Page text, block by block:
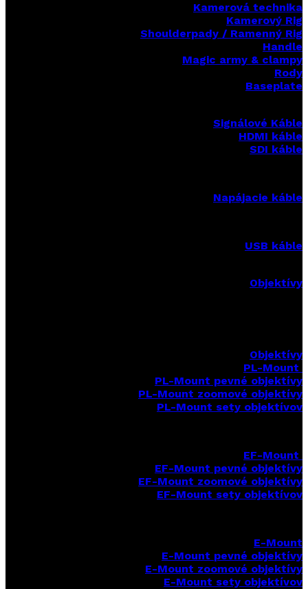
Kamerová technika
Kamerový Rig
Shoulderpady / Ramenný Rig
Handle
Magic army & clampy
Rody
Baseplate
Signálové Káble
HDMI káble
SDI káble
Napájacie káble
USB káble
Objektívy
Objektívy
PL-Mount
PL-Mount pevné objektívy
PL-Mount zoomové objektívy
PL-Mount sety objektívov
EF-Mount
EF-Mount pevné objektívy
EF-Mount zoomové objektívy
EF-Mount sety objektívov
E-Mount
E-Mount pevné objektívy
E-Mount zoomové objektívy
E-Mount sety objektívov